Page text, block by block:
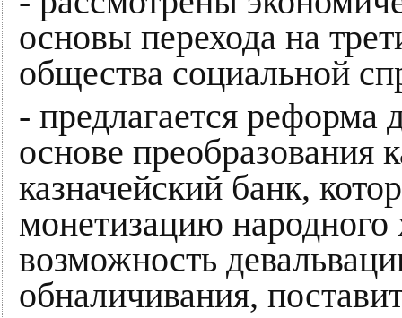
основы перехода на
общества социальной
- предлагается реформа
основе преобразования
казначейский банк,
монетизацию народного
возможность
обналичивания,